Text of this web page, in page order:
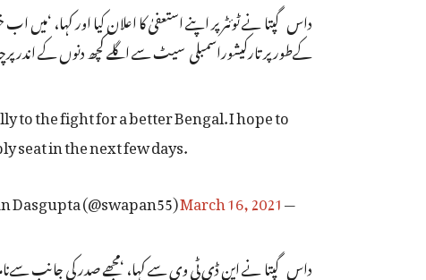
داس گپتا نے ٹوئٹر پر اپنے استعفیٰ کا اعلان کیا اور کہا،
کےطور پر تارکیشوراسمبلی سیٹ سے اگلے کچھ دنوں کے اندر
to the fight for a better Bengal. I hope to
seat in the next few days.
— Swapan Dasgupta (@swapan55)
March 16, 2021
داس گپتا نے این ڈی ٹی وی سے کہا، ‘مجھے صدر کی جانب